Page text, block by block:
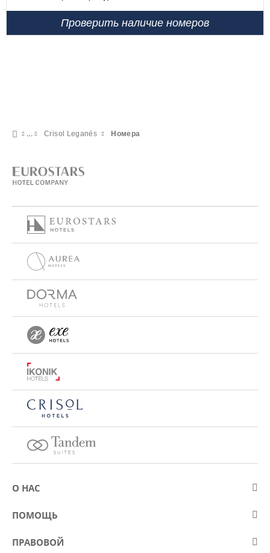
Проверить наличие номеров
Crisol Leganés Номера
О НАС
О компании Eurostars Hotel Company
Kонкурсы
ПОМОЩЬ
Контакт
ПРАВОВОЙ